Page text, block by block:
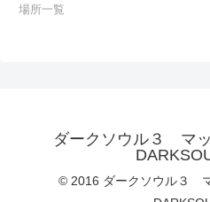
場所一覧
ダークソウル３ マ
© 2016 ダークソウル３